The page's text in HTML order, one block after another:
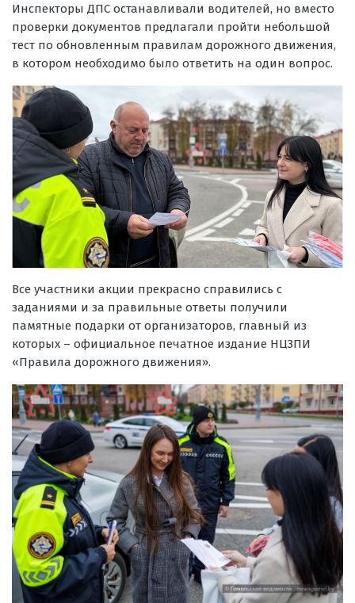
Инспекторы ДПС останавливали водителей, но вместо
проверки документов предлагали пройти небольшой
тест по обновленным правилам дорожного движения,
в котором необходимо было ответить на один вопрос.
Все участники акции прекрасно справились с
заданиями и за правильные ответы получили
памятные подарки от организаторов, главный из
которых – официальное печатное издание НЦЗПИ
«Правила дорожного движения».